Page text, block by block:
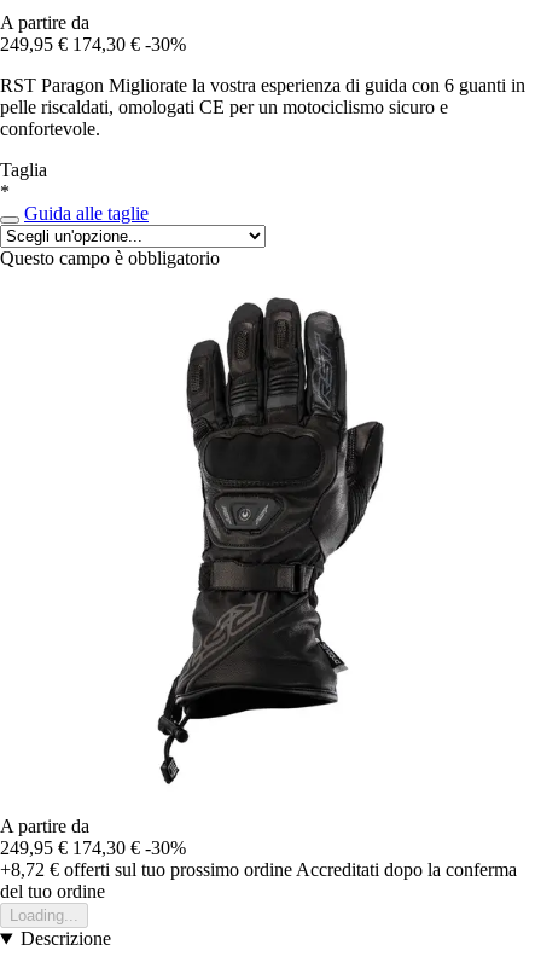
A partire da
249,95 € 174,30 € -30%
RST Paragon Migliorate la vostra esperienza di guida con 6 guanti in
pelle riscaldati, omologati CE per un motociclismo sicuro e
confortevole.
Taglia
*
Guida alle taglie
Questo campo è obbligatorio
A partire da
249,95 € 174,30 € -30%
+8,72 € offerti sul tuo prossimo ordine Accreditati dopo la conferma
del tuo ordine
Loading...
Descrizione